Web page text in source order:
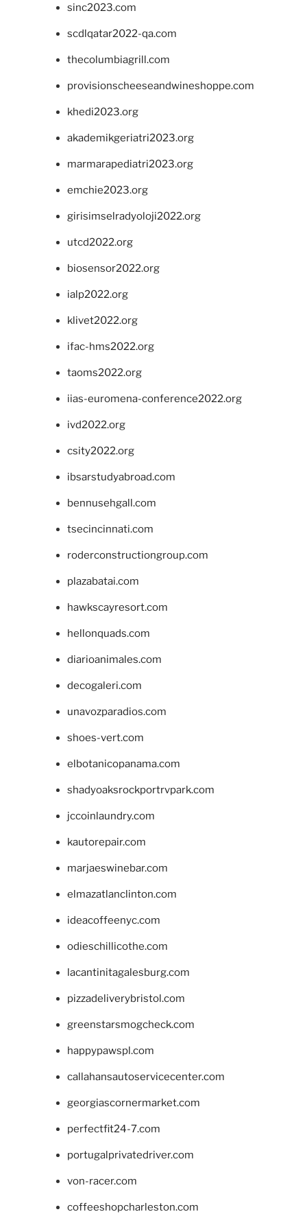
sinc2023.com
scdlqatar2022-qa.com
thecolumbiagrill.com
provisionscheeseandwineshoppe.com
khedi2023.org
akademikgeriatri2023.org
marmarapediatri2023.org
emchie2023.org
girisimselradyoloji2022.org
utcd2022.org
biosensor2022.org
ialp2022.org
klivet2022.org
ifac-hms2022.org
taoms2022.org
iias-euromena-conference2022.org
ivd2022.org
csity2022.org
ibsarstudyabroad.com
bennusehgall.com
tsecincinnati.com
roderconstructiongroup.com
plazabatai.com
hawkscayresort.com
hellonquads.com
diarioanimales.com
decogaleri.com
unavozparadios.com
shoes-vert.com
elbotanicopanama.com
shadyoaksrockportrvpark.com
jccoinlaundry.com
kautorepair.com
marjaeswinebar.com
elmazatlanclinton.com
ideacoffeenyc.com
odieschillicothe.com
lacantinitagalesburg.com
pizzadeliverybristol.com
greenstarsmogcheck.com
happypawspl.com
callahansautoservicecenter.com
georgiascornermarket.com
perfectfit24-7.com
portugalprivatedriver.com
von-racer.com
coffeeshopcharleston.com